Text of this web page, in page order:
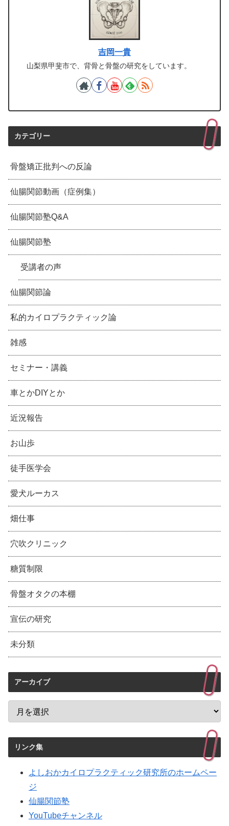
吉岡一貴
山梨県甲斐市で、背骨と骨盤の研究をしています。
カテゴリー
骨盤矯正批判への反論
仙腸関節動画（症例集）
仙腸関節塾Q&A
仙腸関節塾
受講者の声
仙腸関節論
私的カイロプラクティック論
雑感
セミナー・講義
車とかDIYとか
近況報告
お山歩
徒手医学会
愛犬ルーカス
畑仕事
穴吹クリニック
糖質制限
骨盤オタクの本棚
宣伝の研究
未分類
アーカイブ
リンク集
よしおかカイロプラクティック研究所のホームペー
ジ
仙腸関節塾
YouTubeチャンネル